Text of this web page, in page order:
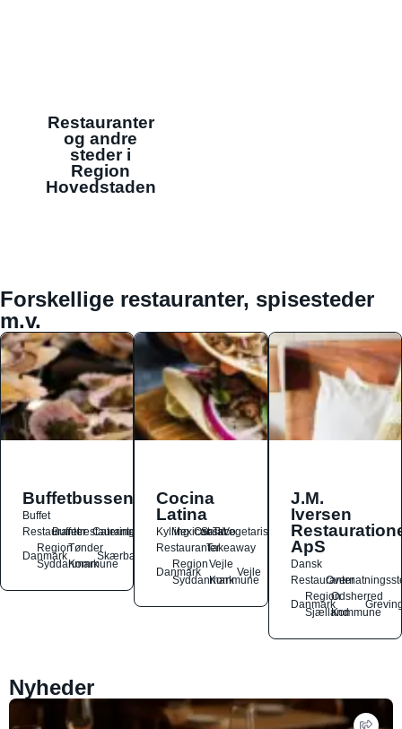
Restauranter
og andre
steder i
Region
Hovedstaden
Forskellige restauranter, spisesteder
m.v.
Buffetbussen
Buffet
Restauranter
Buffetrestauranter
Catering
Danmark
Region
Syddanmark
Tønder
Kommune
Skærbæk
Cocina
Latina
Kylling
Mexicansk
OstSalat
TacoVegetarisk
RestauranterTakeaway
Danmark
Region
Syddanmark
Vejle
Kommune
Vejle
J.M.
Iversen
ApS
Dansk
Restauranter
Danmark
Region
Sjælland
Odsherred
Kommune
Nyheder